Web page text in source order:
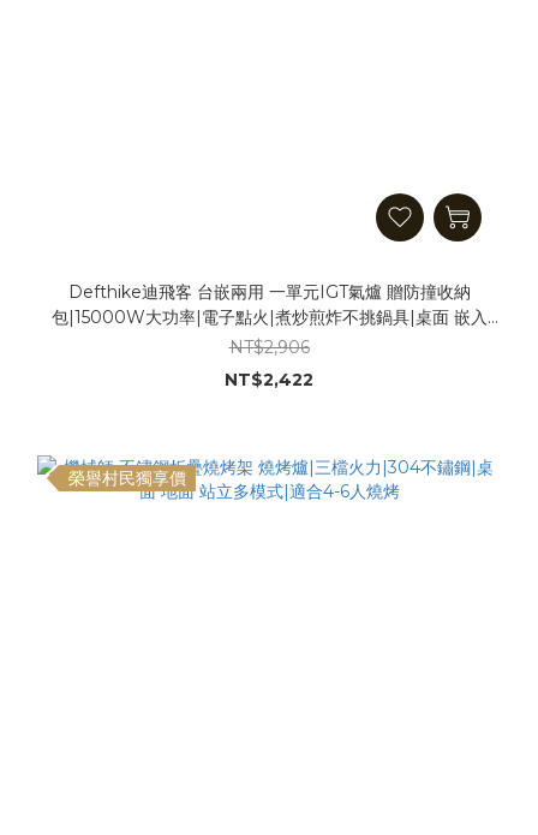
Defthike迪飛客 台嵌兩用 一單元IGT氣爐 贈防撞收納
包|15000W大功率|電子點火|煮炒煎炸不挑鍋具|桌面 嵌入
IGT桌|爆炒神器 卡式爐 IGT爐
NT$2,906
NT$2,422
榮譽村民獨享價